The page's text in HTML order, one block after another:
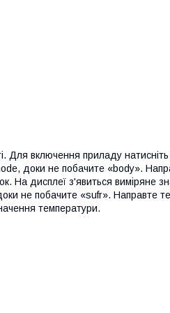
Для включення приладу
доки не побачите «body».
На дисплеї з'явиться виміряне
не побачите «sufr». Направте
температури.